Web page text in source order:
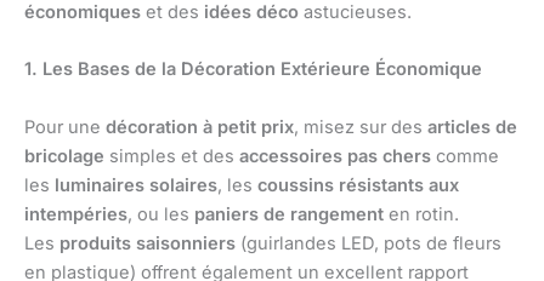
économiques et des idées déco astucieuses.
1. Les Bases de la Décoration Extérieure Économique
Pour une décoration à petit prix, misez sur des articles de
bricolage simples et des accessoires pas chers comme
les luminaires solaires, les coussins résistants aux
intempéries, ou les paniers de rangement en rotin.
Les produits saisonniers (guirlandes LED, pots de fleurs
en plastique) offrent également un excellent rapport